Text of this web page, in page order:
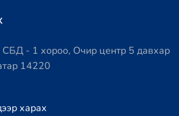
- 1 хороо, Очир центр 5 давхар
14220
харах